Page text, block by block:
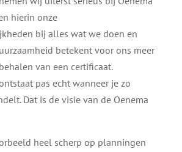
hierin onze
bij alles wat we doen en
betekent voor ons meer
van een certificaat.
pas echt wanneer je zo
Dat is de visie van de Oenema
heel scherp op planningen